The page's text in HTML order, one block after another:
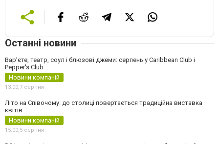
Останні новини
Вар’єте, театр, соул і блюзові джеми: серпень у Caribbean Club і
Pepper's Club
Новини компаній
13:00,7 серпня
Літо на Співочому: до столиці повертається традиційна виставка
квітів
Новини компаній
15:00,5 серпня